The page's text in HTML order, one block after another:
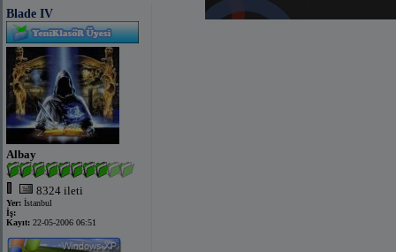
Blade IV
Albay
8324 ileti
Yer: İstanbul
İş:
Kayıt: 22-05-2006 06:51